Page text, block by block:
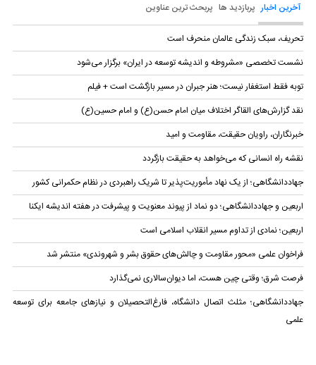
آخرین اخبار پربازدید ها پربحث ترین عناوین
تحریف، سبک زندگی عالمان منحرف است
نشست تخصصی «مشروطه و اندیشه توسعه در ایران» برگزار می‌شود
توبه فقط استغفار نیست؛ هنر جبران در مسیر بازگشت است + فیلم
نقد گزارش‌های القاگر اختلاف میان امام حسن(ع) و امام حسین(ع)
خبرنگاران، راویان حقیقت، مقاومت و امید
نقشه راه انسانی که می‌خواهد به حقیقت بازگردد
جهاددانشگاهی؛ از یک نهاد مأموریت‌پذیر تا شریک راهبردی در نظام حکمرانی کشور
اربعین و جهاددانشگاهی؛ دو نماد از پیوند معنویت و پیشرفت در هفته اندیشه ایکنا
اربعین؛ نمادی از تداوم مسیر انقلاب اسلامی است
فراخوان علمی «محور مقاومت و چالش‌های حقوق بشر و شهروندی» منتشر شد
فرصت شرق؛ وقتی چین هست، اما دیوان‌سالاری نمی‌گذارد
جهاددانشگاهی؛ مثلث اتصال دانشگاه، فارغ‌التحصیلان و نیازهای جامعه برای توسعه
علمی